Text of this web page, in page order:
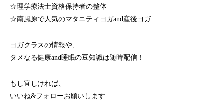
☆理学療法士資格保持者の整体
☆南風原で人気のマタニティヨガand産後ヨガ
ヨガクラスの情報や、
タメなる健康and睡眠の豆知識は随時配信！
もし宜しければ、
いいね&フォローお願いします